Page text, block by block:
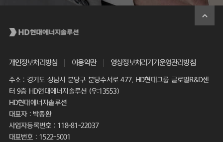
개인정보처리방침 이용약관 영상정보처리기기운영관리방침
주소 : 경기도 성남시 분당구 분당수서로 477, HD현대그룹 글로벌R&D센
터 9층 HD현대에너지솔루션 (우:13553)
HD현대에너지솔루션
대표자 : 박종환
사업자등록번호 : 118-81-22037
대표번호 : 1522-5001